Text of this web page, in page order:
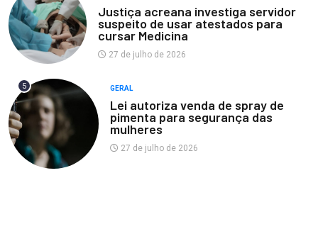
Justiça acreana investiga servidor
suspeito de usar atestados para
cursar Medicina
27 de julho de 2026
5 GERAL
Lei autoriza venda de spray de
pimenta para segurança das
mulheres
27 de julho de 2026